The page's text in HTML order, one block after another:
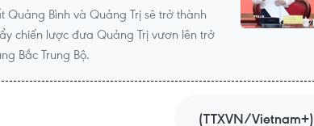
Quảng Bình và Quảng Trị sẽ trở thành
chiến lược đưa Quảng Trị vươn lên trở
Bắc Trung Bộ.
(TTXVN/Vietnam+)